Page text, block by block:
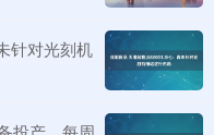
针对光刻机